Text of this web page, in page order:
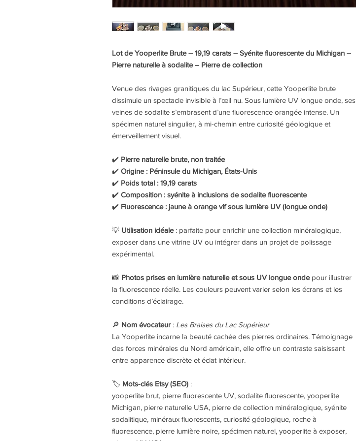
Lot de Yooperlite Brute – 19,19 carats – Syénite fluorescente du Michigan –
Pierre naturelle à sodalite – Pierre de collection
Venue des rivages granitiques du lac Supérieur, cette Yooperlite brute
dissimule un spectacle invisible à l’œil nu. Sous lumière UV longue onde, ses
veines de sodalite s’embrasent d’une fluorescence orangée intense. Un
spécimen naturel singulier, à mi-chemin entre curiosité géologique et
émerveillement visuel.
✔️ Pierre naturelle brute, non traitée
✔️ Origine : Péninsule du Michigan, États-Unis
✔️ Poids total : 19,19 carats
✔️ Composition : syénite à inclusions de sodalite fluorescente
✔️ Fluorescence : jaune à orange vif sous lumière UV (longue onde)
💡 Utilisation idéale: parfaite pour enrichir une collection minéralogique,
exposer dans une vitrine UV ou intégrer dans un projet de polissage
expérimental.
📸 Photos prises en lumière naturelle et sous UV longue ondepour illustrer
la fluorescence réelle. Les couleurs peuvent varier selon les écrans et les
conditions d’éclairage.
🔎 Nom évocateur: Les Braises du Lac Supérieur
La Yooperlite incarne la beauté cachée des pierres ordinaires. Témoignage
des forces minérales du Nord américain, elle offre un contraste saisissant
entre apparence discrète et éclat intérieur.
🏷️ Mots-clés Etsy (SEO) :
yooperlite brut, pierre fluorescente UV, sodalite fluorescente, yooperlite
Michigan, pierre naturelle USA, pierre de collection minéralogique, syénite
sodalitique, minéraux fluorescents, curiosité géologique, roche à
fluorescence, pierre lumière noire, spécimen naturel, yooperlite à exposer,